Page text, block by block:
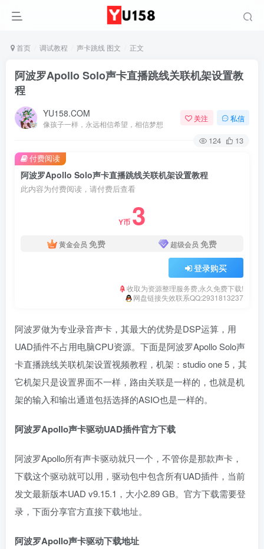
首页 调试教程 声卡跳线 图文 正文
阿波罗Apollo Solo声卡直播跳线关联机架设置教
程
YU158.COM
像孩子一样，永远相信希望，相信梦想
关注 私信
124 13
阿波罗Apollo Solo声卡直播跳线关联机架设置教程
此内容为付费阅读，请付费后查看
Y币 3
黄金会员 免费 超级会员 免费
登录购买
收取为资源整理服务费,永久免费下载!
网盘链接失效联系QQ:2931813237
付费阅读
阿波罗做为专业录音声卡，其最大的优势是DSP运算，用
UAD插件不占用电脑CPU资源。下面是阿波罗Apollo Solo声
卡直播跳线关联机架设置视频教程，机架：studio one 5，其
它机架只是设置界面不一样，路由关联是一样的，也就是机
架的输入和输出通道包括选择的ASIO也是一样的。
阿波罗Apollo声卡驱动UAD插件官方下载
阿波罗Apollo所有声卡驱动就只一个，不管你是那款声卡，
下载这个驱动就可以用，驱动包中包含所有UAD插件，当前
发文最新版本UAD v9.15.1，大小2.89 GB。官方下载需要登
录，下面分享官方直接下载地址。
阿波罗Apollo声卡驱动下载地址